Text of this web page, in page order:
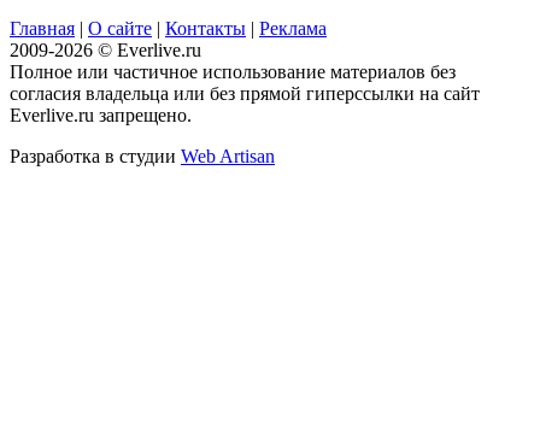
Главная
О сайте Контакты
Реклама
2009-2026 © Everlive.ru
Полное или частичное использование материалов без
согласия владельца или без прямой гиперссылки на сайт
Everlive.ru запрещено.
Разработка в студии Web Artisan